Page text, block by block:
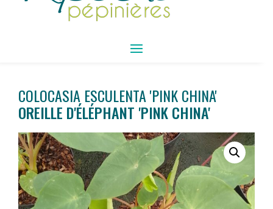
COLOCASIA ESCULENTA 'PINK CHINA'
OREILLE D'ÉLÉPHANT 'PINK CHINA'